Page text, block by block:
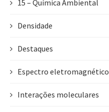
15 – Química Ambiental
Densidade
Destaques
Espectro eletromagnético
Interações moleculares